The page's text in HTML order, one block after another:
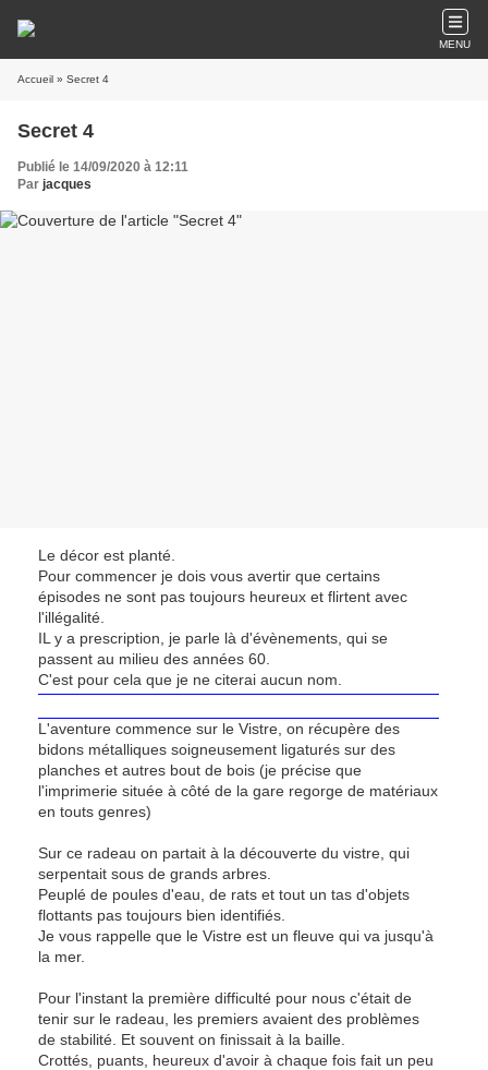
MENU
Accueil » Secret 4
Secret 4
Publié le 14/09/2020 à 12:11
Par jacques
Le décor est planté.
Pour commencer je dois vous avertir que certains
épisodes ne sont pas toujours heureux et flirtent avec
l'illégalité.
IL y a prescription, je parle là d'évènements, qui se
passent au milieu des années 60.
C'est pour cela que je ne citerai aucun nom.
L'aventure commence sur le Vistre, on récupère des
bidons métalliques soigneusement ligaturés sur des
planches et autres bout de bois (je précise que
l'imprimerie située à côté de la gare regorge de matériaux
en touts genres)
Sur ce radeau on partait à la découverte du vistre, qui
serpentait sous de grands arbres.
Peuplé de poules d'eau, de rats et tout un tas d'objets
flottants pas toujours bien identifiés.
Je vous rappelle que le Vistre est un fleuve qui va jusqu'à
la mer.
Pour l'instant la première difficulté pour nous c'était de
tenir sur le radeau, les premiers avaient des problèmes
de stabilité. Et souvent on finissait à la baille.
Crottés, puants, heureux d'avoir à chaque fois fait un peu